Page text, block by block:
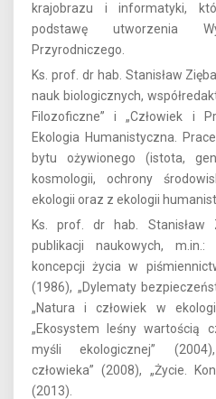
krajobrazu i informatyki,
podstawę utworzenia
Przyrodniczego.
Ks. prof. dr hab. Stanisław
nauk biologicznych,
Filozoficzne” i „Człowiek i
Ekologia Humanistyczna.
bytu ożywionego (istota,
kosmologii, ochrony
ekologii oraz z ekologii
Ks. prof. dr hab. Stanisław
publikacji naukowych, m.in.:
koncepcji życia w
(1986), „Dylematy
„Natura i człowiek w
„Ekosystem leśny wartością
myśli ekologicznej”
człowieka” (2008), „Życie.
(2013).